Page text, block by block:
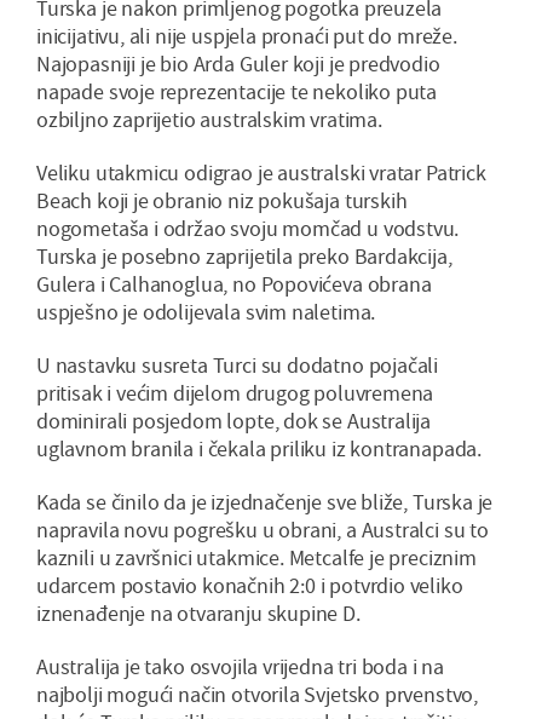
Turska je nakon primljenog pogotka preuzela
inicijativu, ali nije uspjela pronaći put do mreže.
Najopasniji je bio Arda Guler koji je predvodio
napade svoje reprezentacije te nekoliko puta
ozbiljno zaprijetio australskim vratima.
Veliku utakmicu odigrao je australski vratar Patrick
Beach koji je obranio niz pokušaja turskih
nogometaša i održao svoju momčad u vodstvu.
Turska je posebno zaprijetila preko Bardakcija,
Gulera i Calhanoglua, no Popovićeva obrana
uspješno je odolijevala svim naletima.
U nastavku susreta Turci su dodatno pojačali
pritisak i većim dijelom drugog poluvremena
dominirali posjedom lopte, dok se Australija
uglavnom branila i čekala priliku iz kontranapada.
Kada se činilo da je izjednačenje sve bliže, Turska je
napravila novu pogrešku u obrani, a Australci su to
kaznili u završnici utakmice. Metcalfe je preciznim
udarcem postavio konačnih 2:0 i potvrdio veliko
iznenađenje na otvaranju skupine D.
Australija je tako osvojila vrijedna tri boda i na
najbolji mogući način otvorila Svjetsko prvenstvo,